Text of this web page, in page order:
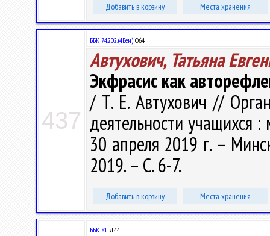
Добавить в корзину Места хранения
437
ББК 74.202.(4Беи) О64
Автухович, Татьяна
Экфрасис как
/ Т. Е. Автухович //
деятельности учащихся
30 апреля 2019 г. –
2019. – С. 6-7.
Добавить в корзину Места хранения
ББК 81.Д44